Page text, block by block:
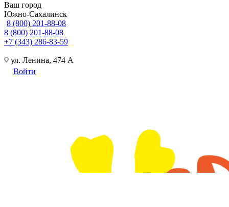
Ваш город
Южно-Сахалинск
8 (800) 201-88-08
8 (800) 201-88-08
+7 (343) 286-83-59
ул. Ленина, 474 А
Войти